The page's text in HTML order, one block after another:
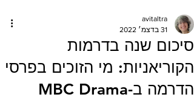
סיכום שנה בדרמות
הקוריאניות: מי הזוכים בפרסי
הדרמה ב-MBC Drama
avitaltra
31 בדצמ׳ 2022